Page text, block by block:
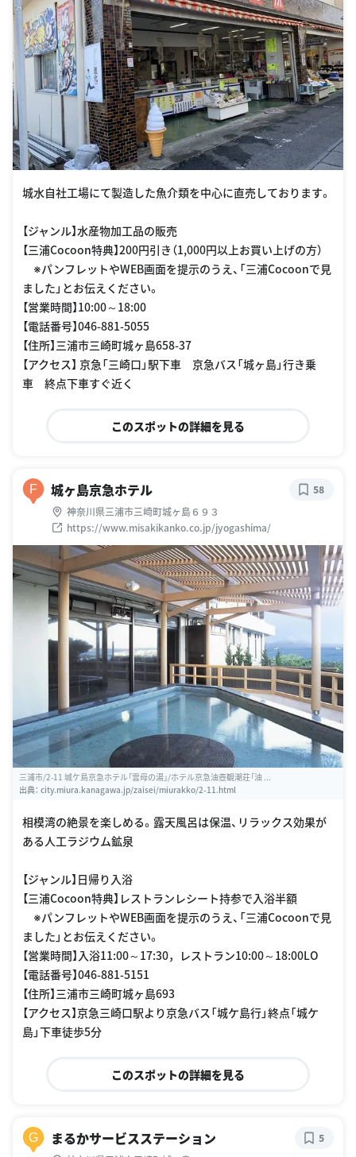
城水自社工場にて製造した魚介類を中心に直売しております。
【ジャンル】水産物加工品の販売
【三浦Cocoon特典】200円引き（1,000円以上お買い上げの方）
※パンフレットやWEB画面を提示のうえ、「三浦Cocoonで見
ました」とお伝えください。
【営業時間】10:00～18:00
【電話番号】046-881-5055
【住所】三浦市三崎町城ヶ島658-37
【アクセス】 京急「三崎口」駅下車 京急バス「城ヶ島」行き乗
車 終点下車すぐ近く
このスポットの詳細を見る
F 城ヶ島京急ホテル
神奈川県三浦市三崎町城ヶ島６９３
https://www.misakikanko.co.jp/jyogashima/
58
三浦市/2-11 城ケ島京急ホテル「雲母の湯」/ホテル京急油壺観潮荘「油 ...
出典： city.miura.kanagawa.jp/zaisei/miurakko/2-11.html
相模湾の絶景を楽しめる。露天風呂は保温、リラックス効果が
ある人工ラジウム鉱泉
【ジャンル】日帰り入浴
【三浦Cocoon特典】レストランレシート持参で入浴半額
※パンフレットやWEB画面を提示のうえ、「三浦Cocoonで見
ました」とお伝えください。
【営業時間】入浴11:00～17:30，レストラン10:00～18:00LO
【電話番号】046-881-5151
【住所】三浦市三崎町城ヶ島693
【アクセス】京急三崎口駅より京急バス「城ケ島行」終点「城ケ
島」下車徒歩5分
このスポットの詳細を見る
G まるかサービスステーション 5